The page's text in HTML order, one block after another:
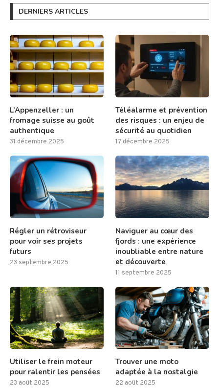
DERNIERS ARTICLES
L’Appenzeller : un
fromage suisse au goût
authentique
31 décembre 2025
Téléalarme et prévention
des risques : un enjeu de
sécurité au quotidien
17 décembre 2025
Régler un rétroviseur
pour voir ses projets
futurs
23 septembre 2025
Naviguer au cœur des
fjords : une expérience
inoubliable entre nature
et découverte
11 septembre 2025
Utiliser le frein moteur
pour ralentir les pensées
23 août 2025
Trouver une moto
adaptée à la nostalgie
22 août 2025